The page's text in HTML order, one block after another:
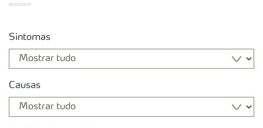
Soluções Digitais
Sintomas
Causas